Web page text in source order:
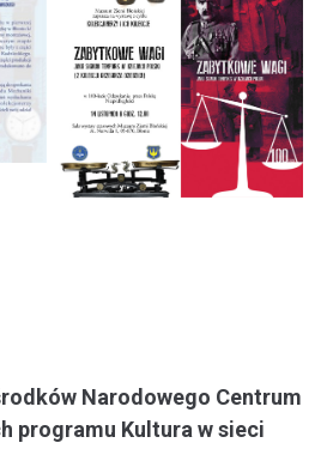
Narodowego Centrum
programu Kultura w sieci